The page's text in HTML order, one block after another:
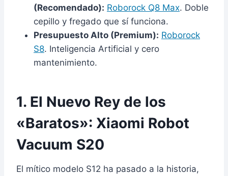
(Recomendado): Roborock Q8 Max. Doble
cepillo y fregado que sí funciona.
Presupuesto Alto (Premium): Roborock
S8. Inteligencia Artificial y cero
mantenimiento.
1. El Nuevo Rey de los
«Baratos»: Xiaomi Robot
Vacuum S20
El mítico modelo S12 ha pasado a la historia,